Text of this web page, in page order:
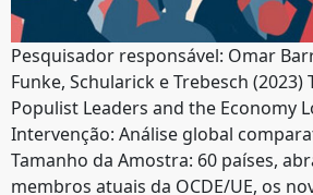
Pesquisador responsável: Omar
Funke, Schularick e Trebesch
Populist Leaders and the Economy
Intervenção: Análise global
Tamanho da Amostra: 60 países,
membros atuais da OCDE/UE, os